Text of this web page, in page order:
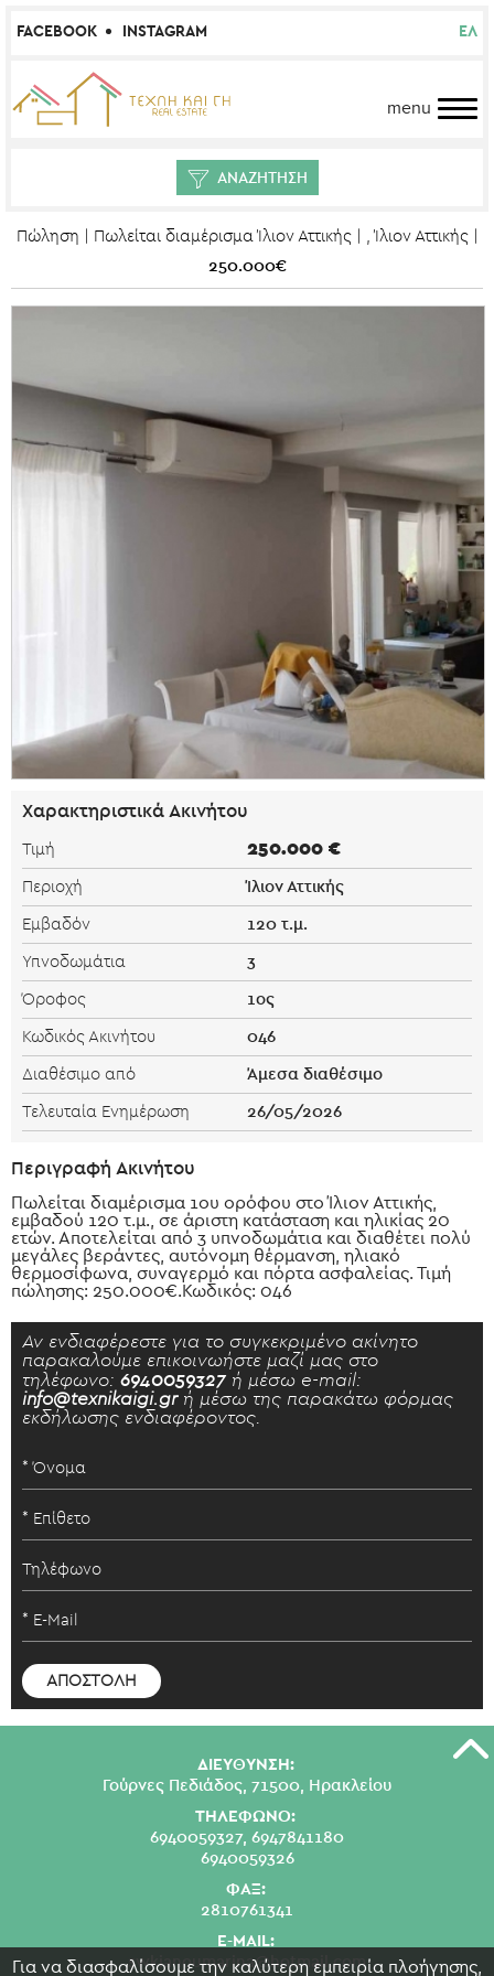
Για να διασφαλίσουμε την καλύτερη εμπειρία πλοήγησης,
FACEBOOK INSTAGRAM ΕΛ
menu
ΑΝΑΖΗΤΗΣΗ
Πώληση | Πωλείται διαμέρισμα Ίλιον Αττικής | , Ίλιον Αττικής |
250.000€
Χαρακτηριστικά Ακινήτου
Τιμή 250.000 €
Περιοχή Ίλιον Αττικής
Εμβαδόν 120 τ.μ.
Υπνοδωμάτια 3
Όροφος 1ος
Κωδικός Ακινήτου 046
Διαθέσιμο από Άμεσα διαθέσιμο
Τελευταία Ενημέρωση 26/05/2026
Περιγραφή Ακινήτου
Πωλείται διαμέρισμα 1ου ορόφου στο Ίλιον Αττικής,
εμβαδού 120 τ.μ., σε άριστη κατάσταση και ηλικίας 20
ετών. Αποτελείται από 3 υπνοδωμάτια και διαθέτει πολύ
μεγάλες βεράντες, αυτόνομη θέρμανση, ηλιακό
θερμοσίφωνα, συναγερμό και πόρτα ασφαλείας. Τιμή
πώλησης: 250.000€.Κωδικός: 046
Αν ενδιαφέρεστε για το συγκεκριμένο ακίνητο
παρακαλούμε επικοινωήστε μαζί μας στο
τηλέφωνο: 6940059327 ή μέσω e-mail:
info@texnikaigi.grή μέσω της παρακάτω φόρμας
εκδήλωσης ενδιαφέροντος.
ΔΙΕΥΘΥΝΣΗ:
Γούρνες Πεδιάδος, 71500, Ηρακλείου
ΤΗΛΕΦΩΝΟ:
6940059327, 6947841180
6940059326
ΦΑΞ:
2810761341
E-MAIL:
swkianoumarina@hotmail.com